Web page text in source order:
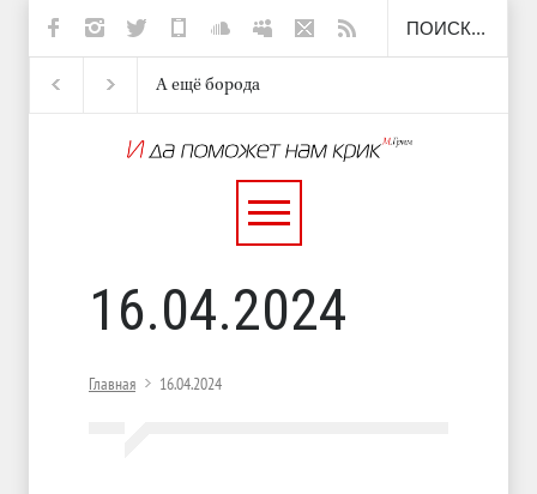
А ещё борода
16.04.2024
Главная 16.04.2024